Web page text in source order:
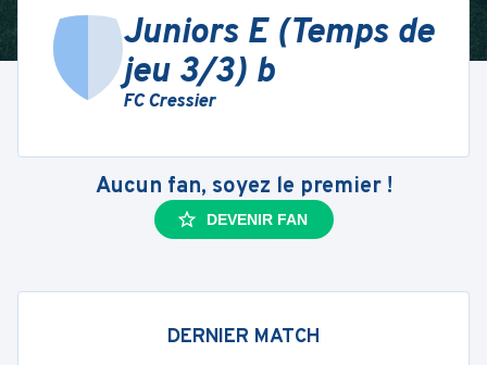
Juniors E (Temps de
jeu 3/3) b
FC Cressier
Aucun fan, soyez le premier !
DEVENIR FAN
DERNIER MATCH